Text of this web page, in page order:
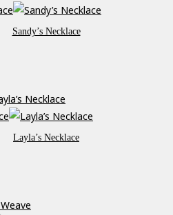
Sandy’s Necklace
Layla’s Necklace